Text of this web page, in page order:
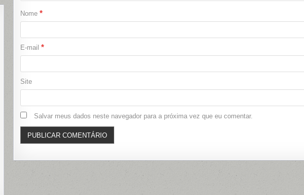
Nome *
E-mail *
Site
Salvar meus dados neste navegador para a próxima vez que eu comentar.